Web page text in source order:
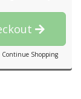
Continue Shopping